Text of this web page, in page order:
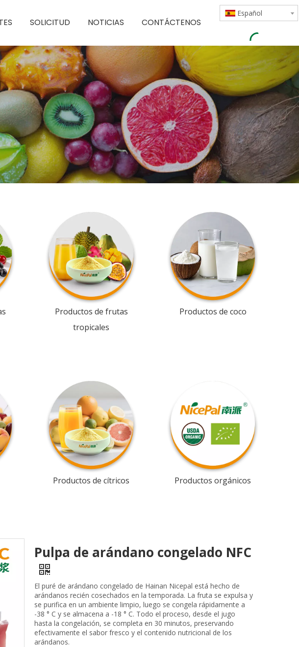
SOLICITUD NOTICIAS CONTÁCTENOS
Español
Productos de frutas
tropicales
Productos de coco
Productos de cítricos Productos orgánicos
Pulpa de arándano congelado NFC
El puré de arándano congelado de Hainan Nicepal está hecho de
arándanos recién cosechados en la temporada. La fruta se expulsa y
se purifica en un ambiente limpio, luego se congela rápidamente a
-38 ° C y se almacena a -18 ° C. Todo el proceso, desde el jugo
hasta la congelación, se completa en 30 minutos, preservando
efectivamente el sabor fresco y el contenido nutricional de los
arándanos.